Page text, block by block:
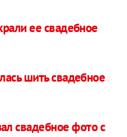
ее свадебное
шить свадебное
свадебное фото с